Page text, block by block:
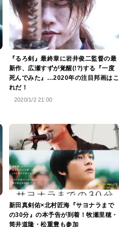
『るろ剣』最終章に岩井俊二監督の最
新作、広瀬すずが覚醒(!?)する『一度
死んでみた』…2020年の注目邦画はこ
れだ！
2020/1/2 21:00
新田真剣佑×北村匠海『サヨナラまで
の30分』の本予告が到着！牧瀬里穂・
筒井道隆・松重豊も参加